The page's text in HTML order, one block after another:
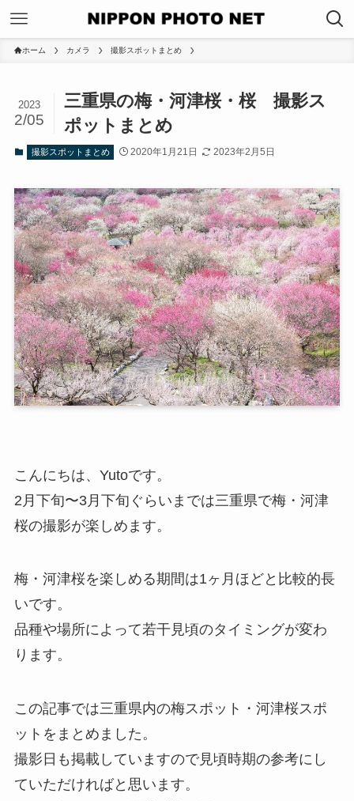
ホーム カメラ 撮影スポットまとめ
三重県の梅・河津桜・桜 撮影ス
ポットまとめ
2023
2/05
撮影スポットまとめ 2020年1月21日 2023年2月5日
こんにちは、Yutoです。
2月下旬〜3月下旬ぐらいまでは三重県で梅・河津
桜の撮影が楽しめます。
梅・河津桜を楽しめる期間は1ヶ月ほどと比較的長
いです。
品種や場所によって若干見頃のタイミングが変わ
ります。
この記事では三重県内の梅スポット・河津桜スポ
ットをまとめました。
撮影日も掲載していますので見頃時期の参考にし
ていただければと思います。